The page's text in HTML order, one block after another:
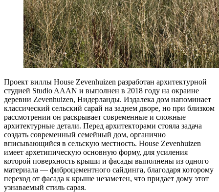
Проект виллы House Zevenhuizen разработан архитектурной
студией Studio AAAN и выполнен в 2018 году на окраине
деревни Zevenhuizen, Нидерланды. Издалека дом напоминает
классический сельский сарай на заднем дворе, но при близком
рассмотрении он раскрывает современные и сложные
архитектурные детали. Перед архитекторами стояла задача
создать современный семейный дом, органично
вписывающийся в сельскую местность. House Zevenhuizen
имеет архетипическую основную форму, для усиления
которой поверхность крыши и фасады выполнены из одного
материала — фиброцементного сайдинга, благодаря которому
переход от фасада к крыше незаметен, что придает дому этот
узнаваемый стиль сарая.